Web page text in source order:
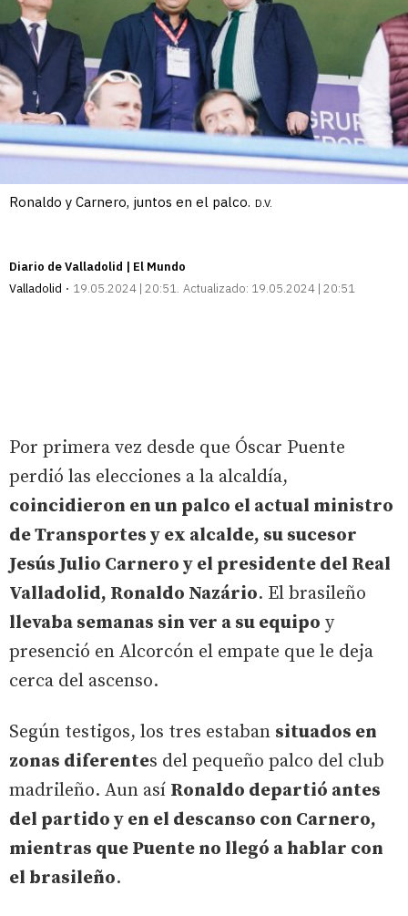
Ronaldo y Carnero, juntos en el palco. D.V.
Diario de Valladolid | El Mundo
Valladolid
19.05.2024 | 20:51 Actualizado: 19.05.2024 | 20:51
Por primera vez desde que Óscar Puente
perdió las elecciones a la alcaldía,
coincidieron en un palco el actual ministro
de Transportes y ex alcalde, su sucesor
Jesús Julio Carnero y el presidente del Real
Valladolid, Ronaldo Nazário. El brasileño
llevaba semanas sin ver a su equipo y
presenció en Alcorcón el empate que le deja
cerca del ascenso.
Según testigos, los tres estaban situados en
zonas diferentes del pequeño palco del club
madrileño. Aun así Ronaldo departió antes
del partido y en el descanso con Carnero,
mientras que Puente no llegó a hablar con
el brasileño.